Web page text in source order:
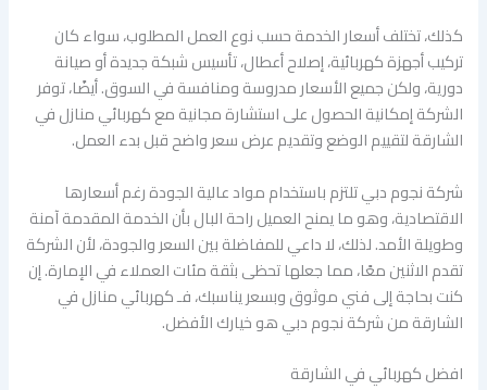
كذلك، تختلف أسعار الخدمة حسب نوع العمل المطلوب، سواء كان
تركيب أجهزة كهربائية، إصلاح أعطال، تأسيس شبكة جديدة أو صيانة
دورية، ولكن جميع الأسعار مدروسة ومنافسة في السوق. أيضًا، توفر
الشركة إمكانية الحصول على استشارة مجانية مع كهربائي منازل في
الشارقة لتقييم الوضع وتقديم عرض سعر واضح قبل بدء العمل.
شركة نجوم دبي تلتزم باستخدام مواد عالية الجودة رغم أسعارها
الاقتصادية، وهو ما يمنح العميل راحة البال بأن الخدمة المقدمة آمنة
وطويلة الأمد. لذلك، لا داعي للمفاضلة بين السعر والجودة، لأن الشركة
تقدم الاثنين معًا، مما جعلها تحظى بثقة مئات العملاء في الإمارة. إن
كنت بحاجة إلى فني موثوق وبسعر يناسبك، فـ كهربائي منازل في
الشارقة من شركة نجوم دبي هو خيارك الأفضل.
افضل كهربائي في الشارقة